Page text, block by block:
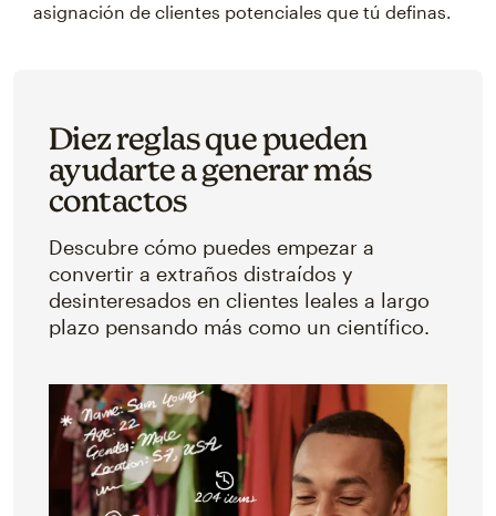
asignación de clientes potenciales que tú definas.
Diez reglas que pueden
ayudarte a generar más
contactos
Descubre cómo puedes empezar a
convertir a extraños distraídos y
desinteresados en clientes leales a largo
plazo pensando más como un científico.